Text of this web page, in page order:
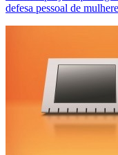
defesa pessoal de